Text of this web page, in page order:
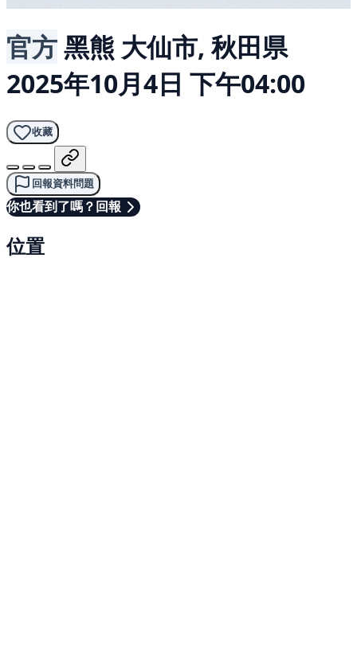
官方黑熊 大仙市, 秋田県
2025年10月4日 下午04:00
收藏
回報資料問題
你也看到了嗎？回報
位置